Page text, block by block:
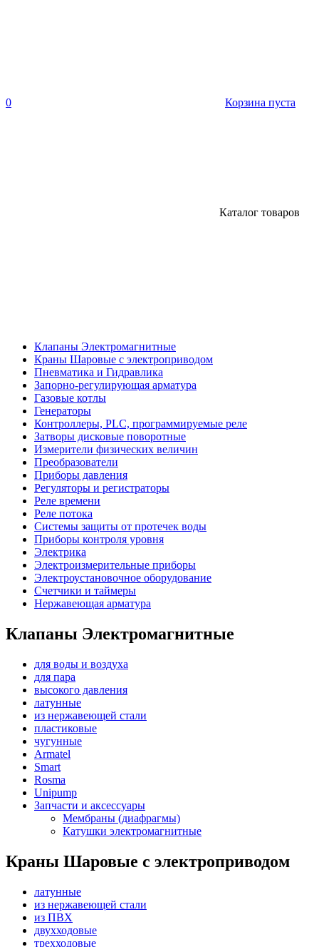
0 Корзина пуста
Каталог товаров
Клапаны Электромагнитные
Краны Шаровые с электроприводом
Пневматика и Гидравлика
Запорно-регулирующая арматура
Газовые котлы
Генераторы
Контроллеры, PLС, программируемые реле
Затворы дисковые поворотные
Измерители физических величин
Преобразователи
Приборы давления
Регуляторы и регистраторы
Реле времени
Реле потока
Системы защиты от протечек воды
Приборы контроля уровня
Электрика
Электроизмерительные приборы
Электроустановочное оборудование
Счетчики и таймеры
Нержавеющая арматура
Клапаны Электромагнитные
для воды и воздуха
для пара
высокого давления
латунные
из нержавеющей стали
пластиковые
чугунные
Armatel
Smart
Rosma
Unipump
Запчасти и аксессуары
Мембраны (диафрагмы)
Катушки электромагнитные
Краны Шаровые с электроприводом
латунные
из нержавеющей стали
из ПВХ
двухходовые
трехходовые